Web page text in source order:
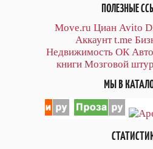
ПОЛЕЗНЫЕ
Move.ru Циан Avito
Аккаунт t.me
Недвижимость ОК
книги Мозговой
МЫ В